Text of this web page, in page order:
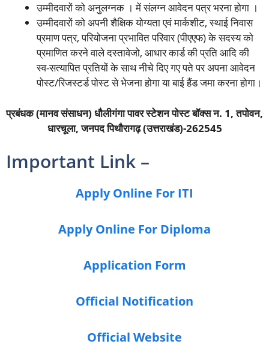
उम्मीदवारों को अनुलग्नक । में संलग्न आवेदन पत्र भरना होगा ।
उम्मीदवारों को अपनी शैक्षिक योग्यता एवं मार्कशीट, स्थाई निवास
प्रमाण पत्र, परियोजना प्रभावित परिवार (पीएएफ) के सदस्य को
प्रमाणित करने वाले दस्तावेजो, आधार कार्ड की प्रति आदि की
स्व-सत्यापित प्रतियों के साथ नीचे दिए गए पते पर अपना आवेदन
पोस्ट/रिजस्टर्ड पोस्ट से भेजना होगा या बाई हैंड जमा करना होगा।
प्रबंधक (मानव संसाधन) धौलीगंगा पावर स्टेशन पोस्ट बॉक्स न. 1, तपोवन,
धारचूला, जनपद पिथौरागढ़ (उत्तराखंड)-262545
Important Link –
Apply Online For ITI
Apply Online For Diploma
Application Form
Official Notification
Official Website